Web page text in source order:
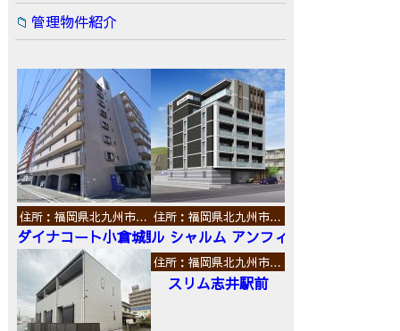
管理物件紹介
住所：福岡県北九州市…
ダイナコート小倉城野
住所：福岡県北九州市…
ル シャルム アンフィニ
住所：福岡県北九州市…
スリム志井駅前